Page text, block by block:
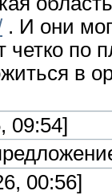
. И они
четко по
в
09:54]
00:56]